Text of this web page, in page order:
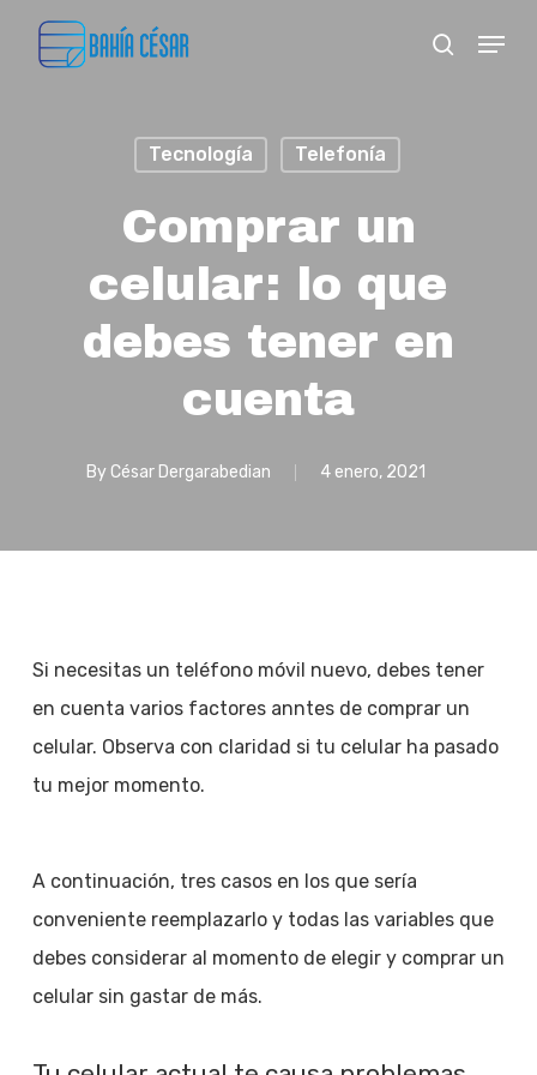
search
Menu
Tecnología Telefonía
Comprar un
celular: lo que
debes tener en
cuenta
By César Dergarabedian 4 enero, 2021
Si necesitas un teléfono móvil nuevo, debes tener
en cuenta varios factores anntes de comprar un
celular. Observa con claridad si tu celular ha pasado
tu mejor momento.
A continuación, tres casos en los que sería
conveniente reemplazarlo y todas las variables que
debes considerar al momento de elegir y comprar un
celular sin gastar de más.